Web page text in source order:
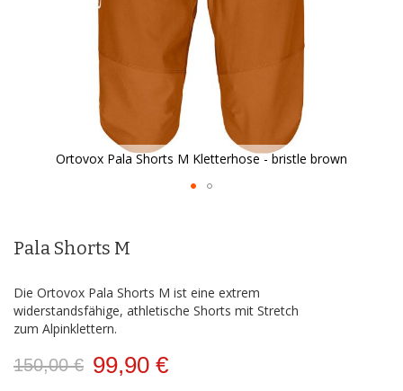
Ortovox Pala Shorts M Kletterhose - bristle brown
der
Pala Shorts M
Die Ortovox Pala Shorts M ist eine extrem
widerstandsfähige, athletische Shorts mit Stretch
zum Alpinklettern.
150,00 € 99,90 €